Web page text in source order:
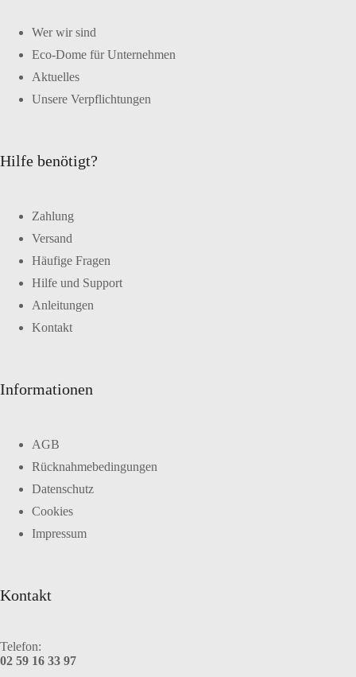
Wer wir sind
Eco-Dome für Unternehmen
Aktuelles
Unsere Verpflichtungen
Hilfe benötigt?
Zahlung
Versand
Häufige Fragen
Hilfe und Support
Anleitungen
Kontakt
Informationen
AGB
Rücknahmebedingungen
Datenschutz
Cookies
Impressum
Kontakt
Telefon:
02 59 16 33 97